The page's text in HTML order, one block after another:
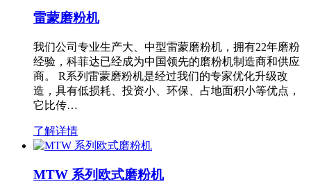
雷蒙磨粉机
我们公司专业生产大、中型雷蒙磨粉机，拥有22年磨粉
经验，科菲达已经成为中国领先的磨粉机制造商和供应
商。 R系列雷蒙磨粉机是经过我们的专家优化升级改
造，具有低损耗、投资小、环保、占地面积小等优点，
它比传…
了解详情
MTW 系列欧式磨粉机